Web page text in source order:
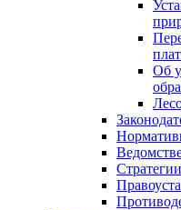
Об